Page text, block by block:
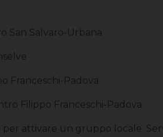
San Salvaro-Urbana
Franceschi-Padova
Filippo Franceschi-Padova
attivare un gruppo locale.